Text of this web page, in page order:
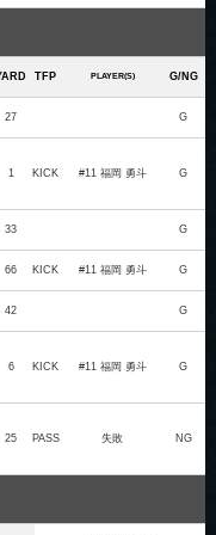
TFP PLAYER(S) G/NG
27 G
1 KICK #11 福岡 勇斗 G
33 G
66 KICK #11 福岡 勇斗 G
42 G
6 KICK #11 福岡 勇斗 G
25 PASS 失敗 NG